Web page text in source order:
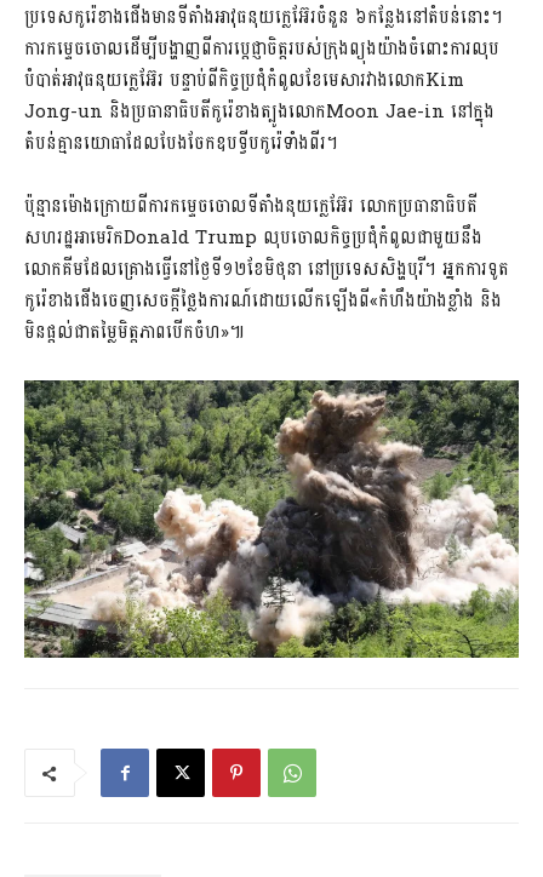
ប្រទេសកូរ៉េខាងជើងមានទីតាំងអាវុធនុយក្លេអ៊ែរចំនួន ៦កន្លែងនៅតំបន់នោះ។
ការកម្ទេចចោលដើម្បីបង្ហាញពីការប្តេជ្ញាចិត្តរបស់ក្រុងព្យុងយ៉ាងចំពោះការលុប
បំបាត់អាវុធនុយក្លេអ៊ែរ​ បន្ទាប់ពីកិច្ចប្រជុំកំពូលខែមេសារវាងលោកKim
Jong-un និងប្រធានាធិបតីកូរ៉េខាងត្បូងលោកMoon Jae-in នៅក្នុង
តំបន់គ្មានយោធាដែលបែងចែកឧបទ្វីបកូរ៉េទាំងពីរ។
ប៉ុន្មានម៉ោងក្រោយពីការកម្ទេចចោលទីតាំងនុយក្លេអ៊ែរ​ លោកប្រធានាធិបតី
សហរដ្ឋអាមេរិក​Donald Trump​ លុបចោលកិច្ចប្រជុំកំពូលជាមួយនឹង
លោកគីមដែលគ្រោងធ្វើនៅថ្ងៃទី១២​ខែមិថុនា​ នៅប្រទេសសិង្ហបុរី​។ អ្នកការទូត
កូរ៉េខាងជើង​ចេញសេចក្តីថ្លៃងការណ៍ដោយលើកឡើងពី«កំហឹងយ៉ាងខ្លាំង​ និង
មិនផ្តល់ជាតម្លៃមិត្តភាពបើកចំហ»៕